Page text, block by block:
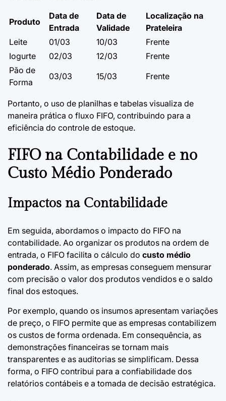
Produto
Data de
Entrada
Data de
Validade
Localização na
Prateleira
Leite
01/03 10/03
Frente
Iogurte
02/03 12/03
Frente
Pão de
Forma
03/03 15/03 Frente
Portanto, o uso de planilhas e tabelas visualiza de
maneira prática o fluxo FIFO, contribuindo para a
eficiência do controle de estoque.
FIFO na Contabilidade e no
Custo Médio Ponderado
Impactos na Contabilidade
Em seguida, abordamos o impacto do FIFO na
contabilidade. Ao organizar os produtos na ordem de
entrada, o FIFO facilita o cálculo do custo médio
ponderado. Assim, as empresas conseguem mensurar
com precisão o valor dos produtos vendidos e o saldo
final dos estoques.
Por exemplo, quando os insumos apresentam variações
de preço, o FIFO permite que as empresas contabilizem
os custos de forma ordenada. Em consequência, as
demonstrações financeiras se tornam mais
transparentes e as auditorias se simplificam. Dessa
forma, o FIFO contribui para a confiabilidade dos
relatórios contábeis e a tomada de decisão estratégica.